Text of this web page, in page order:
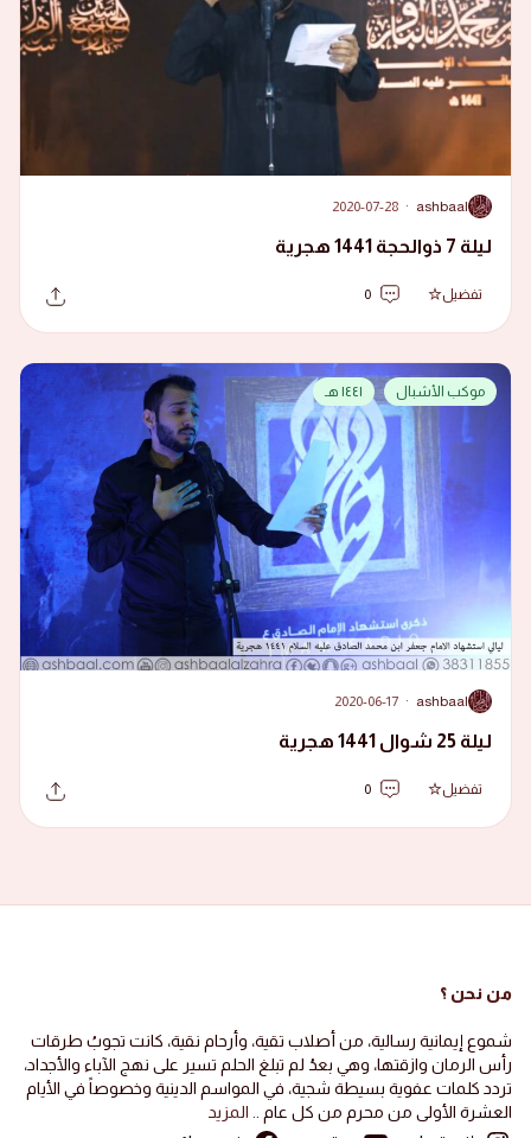
A
ashbaal
·
2020-07-28
ليلة 7 ذوالحجة 1441 هجرية
تفضيل 0
موكب الأشبال ١٤٤١ هـ
A
ashbaal
·
2020-06-17
ليلة 25 شوال 1441 هجرية
تفضيل 0
من نحن ؟
شموع إيمانية رسالية، من أصلاب تقية، وأرحام نقية، كانت تجوبُ طرقات
رأس الرمان وازقتها، وهي بعدُ لم تبلغ الحلم تسير على نهج الآباء والأجداد،
تردد كلمات عفوية بسيطة شجية، في المواسم الدينية وخصوصاً في الأيام
العشرة الأولى من محرم من كل عام .. المزيد